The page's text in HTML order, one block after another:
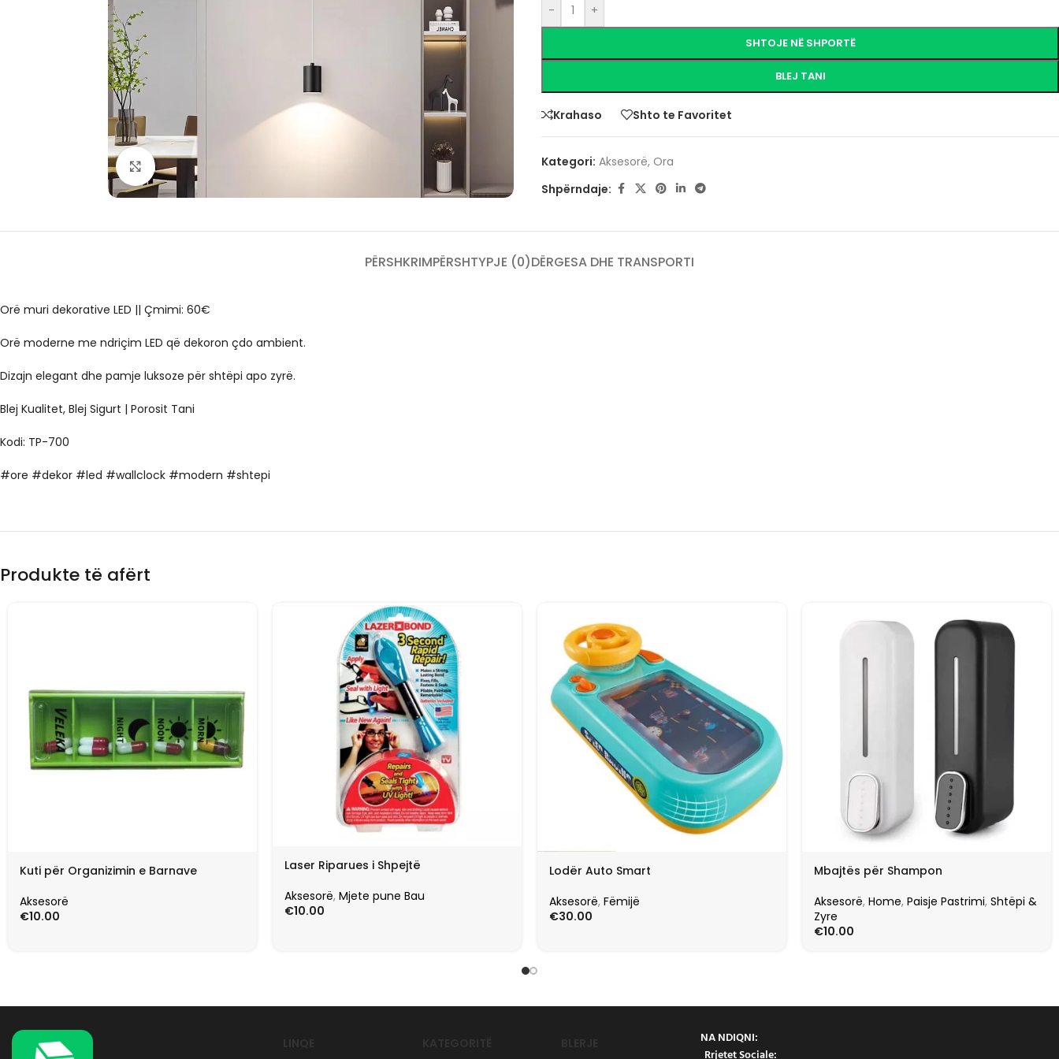
Click to enlarge
- +
SHTOJE NË SHPORTË
BLEJ TANI
Krahaso Shto te Favoritet
Kategori: Aksesorë, Ora
Shpërndaje:
PËRSHKRIMPËRSHTYPJE (0)DËRGESA DHE TRANSPORTI
Orë muri dekorative LED || Çmimi: 60€
Orë moderne me ndriçim LED që dekoron çdo ambient.
Dizajn elegant dhe pamje luksoze për shtëpi apo zyrë.
Blej Kualitet, Blej Sigurt | Porosit Tani
Kodi: TP-700
#ore #dekor #led #wallclock #modern #shtepi
Produkte të afërt
Kuti për Organizimin e Barnave
Aksesorë
€10.00
Laser Riparues i Shpejtë
Aksesorë, Mjete pune Bau
€10.00
Lodër Auto Smart
Aksesorë, Fëmijë
€30.00
Mbajtës për Shampon
Aksesorë, Home, Paisje Pastrimi, Shtëpi &
Zyre
€10.00
NA NDIQNI: